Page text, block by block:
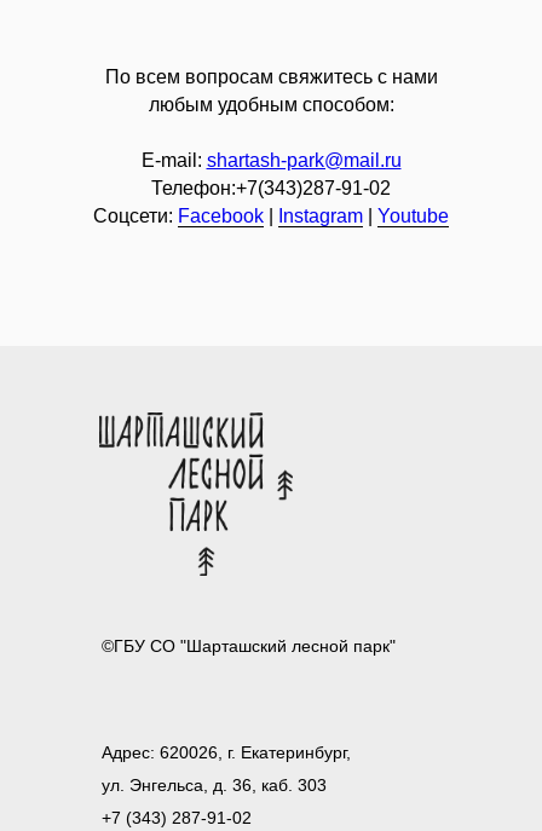
По всем вопросам свяжитесь с нами
любым удобным способом:
E-mail: shartash-park@mail.ru
Телефон:+7(343)287-91-02
Соцсети: Facebook Instagram Youtube
©ГБУ СО "Шарташский лесной парк"
Адрес: 620026, г. Екатеринбург,
ул. Энгельса, д. 36, каб. 303
+7 (343) 287-91-02